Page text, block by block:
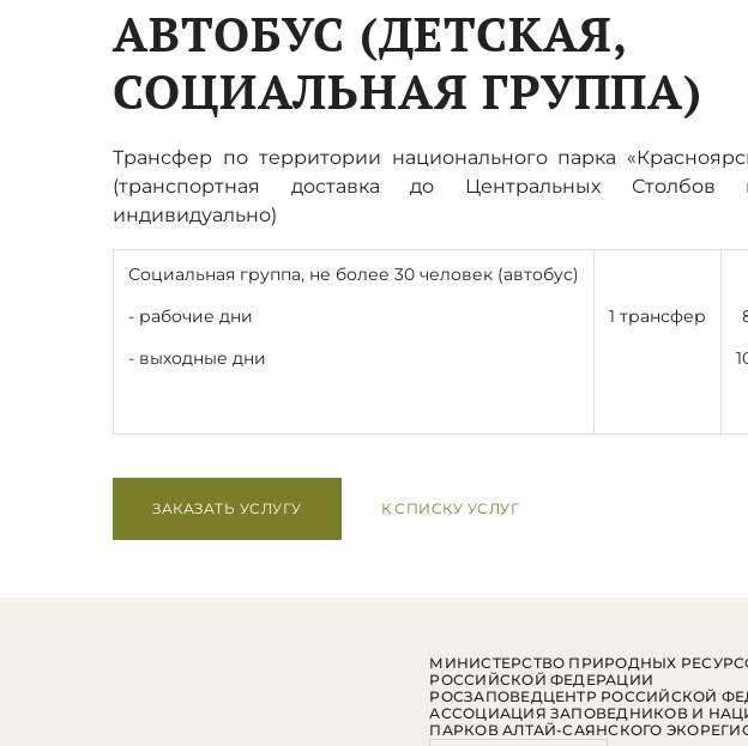
АВТОБУС (ДЕТСКАЯ,
СОЦИАЛЬНАЯ ГРУППА)
Трансфер по территории национального парка
(транспортная доставка до Центральных Столбов
индивидуально)
Социальная группа, не более 30 человек (автобус)
- рабочие дни
- выходные дни
1 трансфер
ЗАКАЗАТЬ УСЛУГУ К СПИСКУ УСЛУГ
МИНИСТЕРСТВО ПРИРОДНЫХ
РОССИЙСКОЙ ФЕДЕРАЦИИ
РОСЗАПОВЕДЦЕНТР РОССИЙСКОЙ
АССОЦИАЦИЯ ЗАПОВЕДНИКОВ И
ПАРКОВ АЛТАЙ-САЯНСКОГО